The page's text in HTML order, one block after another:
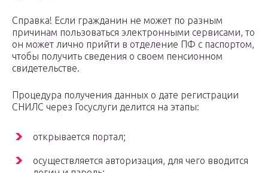
Справка! Если гражданин не может по разным
причинам пользоваться электронными сервисами, то
он может лично прийти в отделение ПФ с паспортом,
чтобы получить сведения о своем пенсионном
свидетельстве.
Процедура получения данных о дате регистрации
СНИЛС через Госуслуги делится на этапы:
открывается портал;
осуществляется авторизация, для чего вводится